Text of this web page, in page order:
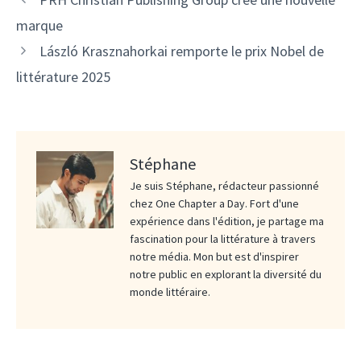
marque
László Krasznahorkai remporte le prix Nobel de
littérature 2025
Stéphane
Je suis Stéphane, rédacteur passionné
chez One Chapter a Day. Fort d'une
expérience dans l'édition, je partage ma
fascination pour la littérature à travers
notre média. Mon but est d'inspirer
notre public en explorant la diversité du
monde littéraire.